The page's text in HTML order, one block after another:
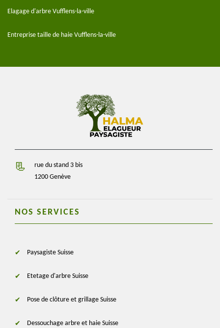
Elagage d'arbre Vufflens-la-ville
Entreprise taille de haie Vufflens-la-ville
rue du stand 3 bis
1200 Genève
NOS SERVICES
Paysagiste Suisse
Etetage d'arbre Suisse
Pose de clôture et grillage Suisse
Dessouchage arbre et haie Suisse